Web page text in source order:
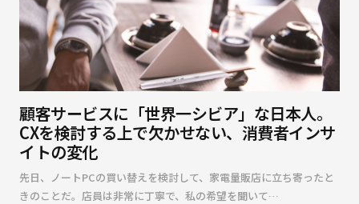
顧客サービスに「世界一シビア」な日本人。
CXを検討する上で欠かせない、消費者インサ
イトの変化
先日、ノートPCの買い替えを検討して、家電量販店に立ち寄ったと
きのことだ。店員は非常に丁寧で、私の希望を聞いて…